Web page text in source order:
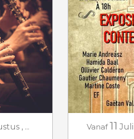
, ... Vanaf 11 Juli